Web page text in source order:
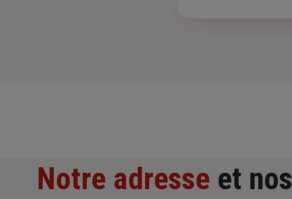
Notre adresse et nos